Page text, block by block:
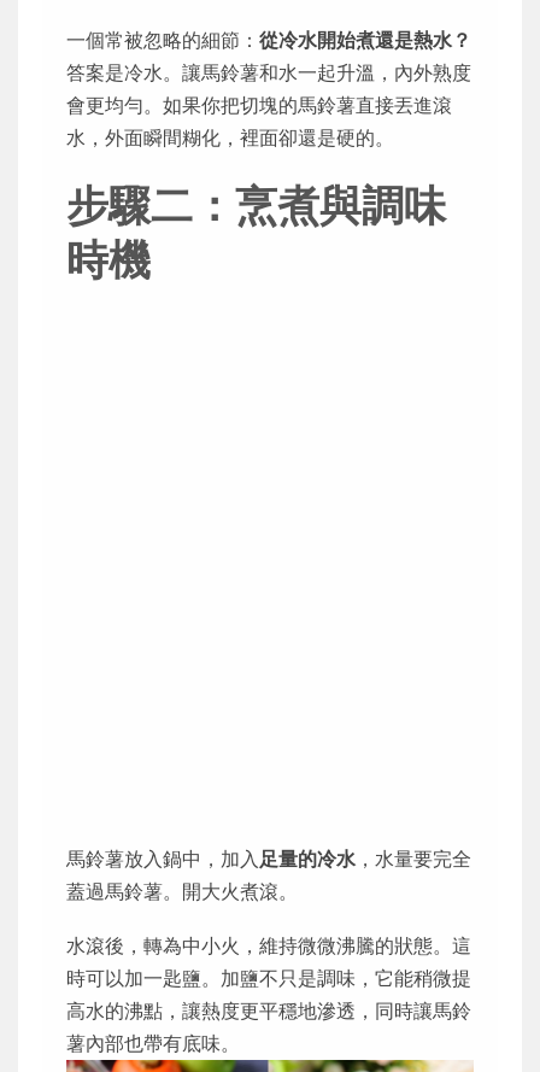
一個常被忽略的細節： 從冷水開始煮還是熱水？
答案是冷水。讓馬鈴薯和水一起升溫，內外熟度
會更均勻。如果你把切塊的馬鈴薯直接丟進滾
水，外面瞬間糊化，裡面卻還是硬的。
步驟二：烹煮與調味
時機
馬鈴薯放入鍋中，加入足量的冷水 ，水量要完全
蓋過馬鈴薯。開大火煮滾。
水滾後，轉為中小火，維持微微沸騰的狀態。這
時可以加一匙鹽。加鹽不只是調味，它能稍微提
高水的沸點，讓熱度更平穩地滲透，同時讓馬鈴
薯內部也帶有底味。